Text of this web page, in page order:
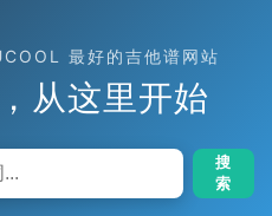
最好的吉他谱网站
从这里开始
搜
索